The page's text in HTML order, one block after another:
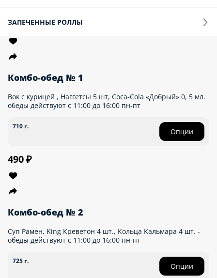
ЗАПЕЧЕННЫЕ РОЛЛЫ
Комбо-обед № 1
Вок с курицей , Наггетсы 5 шт, Coca-Cola «Добрый» 0, 5 мл.
обеды действуют с 11:00 до 16:00 пн-пт
710 г.
Опции
490 ₽
Комбо-обед № 2
Суп Рамен, King Креветон 4 шт., Кольца Кальмара 4 шт. -
обеды действуют с 11:00 до 16:00 пн-пт
725 г.
Опции